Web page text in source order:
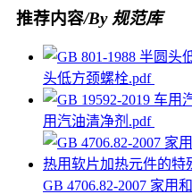
推荐内容/By 规范库
头低方颈螺栓.pdf
用汽油清净剂.pdf
GB 4706.82-2007 家用